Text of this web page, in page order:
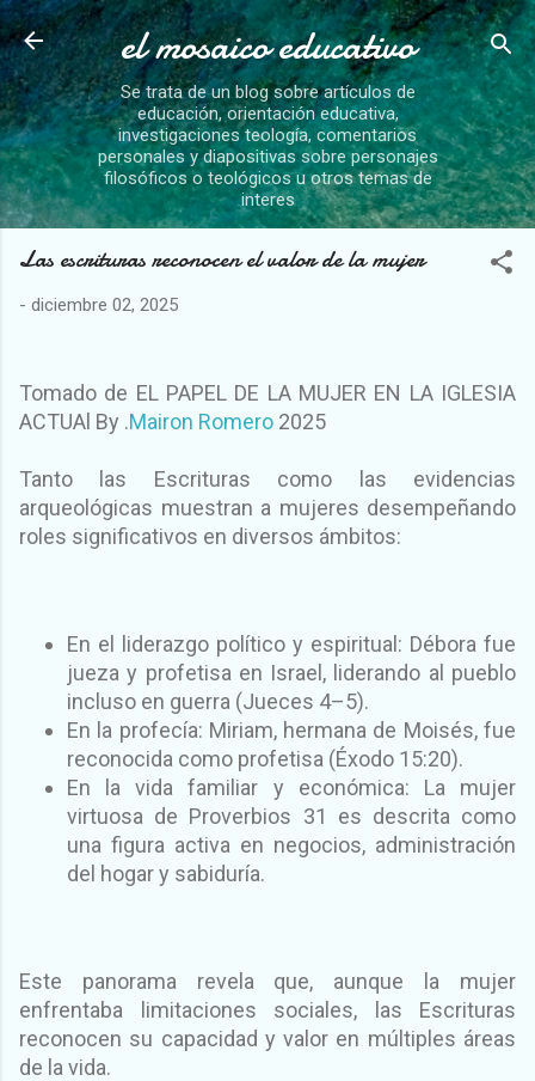
Ir al contenido principal
el mosaico educativo
Se trata de un blog sobre artículos de
educación, orientación educativa,
investigaciones teología, comentarios
personales y diapositivas sobre personajes
filosóficos o teológicos u otros temas de
interes
Las escrituras reconocen el valor de la mujer
- diciembre 02, 2025
Tomado de EL PAPEL DE LA MUJER EN LA IGLESIA
ACTUAl By .Mairon Romero 2025
Tanto las Escrituras como las evidencias
arqueológicas muestran a mujeres desempeñando
roles significativos en diversos ámbitos:
En el liderazgo político y espiritual: Débora fue
jueza y profetisa en Israel, liderando al pueblo
incluso en guerra (Jueces 4–5).
En la profecía: Miriam, hermana de Moisés, fue
reconocida como profetisa (Éxodo 15:20).
En la vida familiar y económica: La mujer
virtuosa de Proverbios 31 es descrita como
una figura activa en negocios, administración
del hogar y sabiduría.
Este panorama revela que, aunque la mujer
enfrentaba limitaciones sociales, las Escrituras
reconocen su capacidad y valor en múltiples áreas
de la vida.